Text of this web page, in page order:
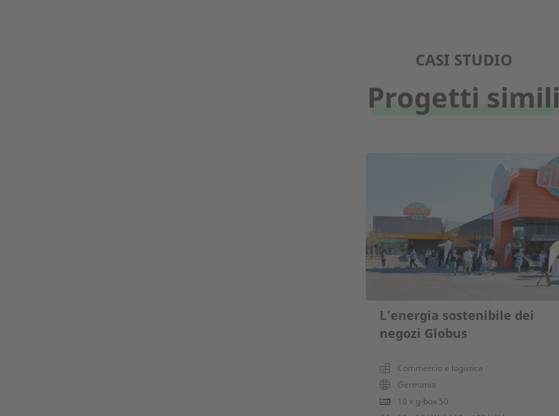
CASI STUDIO
Progetti simili
L'energia sostenibile dei
negozi Globus
Commercio e logistica
Germania
10 x g-box 50